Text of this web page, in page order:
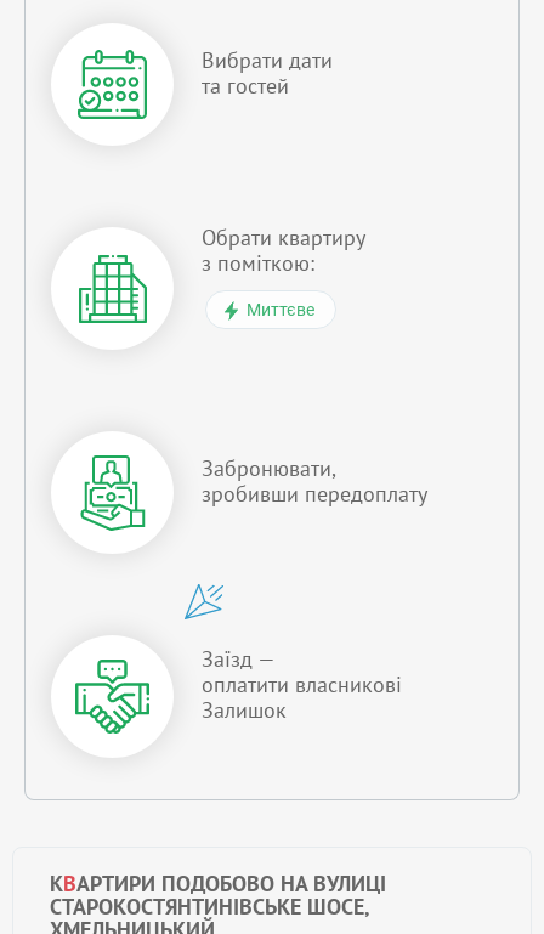
КВАРТИРИ ПОДОБОВО НА ВУЛИЦІ
СТАРОКОСТЯНТИНІВСЬКЕ ШОСЕ,
Вибрати дати
та гостей
Обрати квартиру
з поміткою:
Миттєве
Забронювати,
зробивши передоплату
Заїзд —
оплатити власникові
Залишок